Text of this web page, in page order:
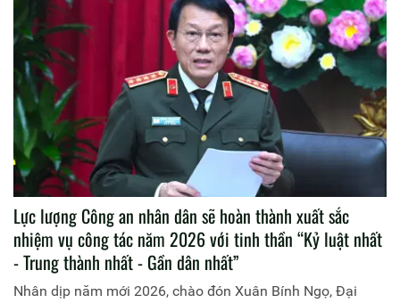
Lực lượng Công an nhân dân sẽ hoàn thành xuất sắc
nhiệm vụ công tác năm 2026 với tinh thần “Kỷ luật nhất
- Trung thành nhất - Gần dân nhất”
Nhân dịp năm mới 2026, chào đón Xuân Bính Ngọ, Đại